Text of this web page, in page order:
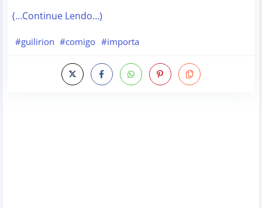
(…Continue Lendo…)
#guilirion #comigo #importa